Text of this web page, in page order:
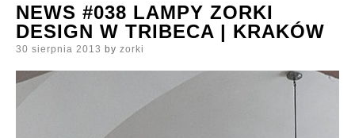
NEWS #038 LAMPY ZORKI
DESIGN W TRIBECA | KRAKÓW
Posted
30 sierpnia 2013 by zorki